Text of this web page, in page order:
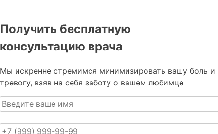
Получить бесплатную
консультацию врача
Мы искренне стремимся минимизировать вашу боль и
тревогу, взяв на себя заботу о вашем любимце